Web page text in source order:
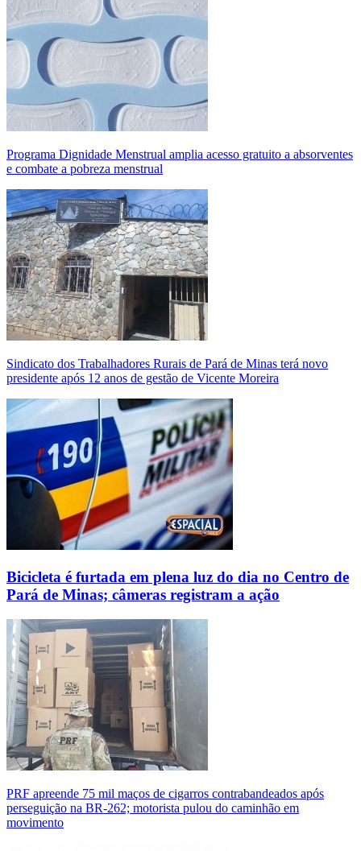
Programa Dignidade Menstrual amplia acesso gratuito a absorventes
e combate a pobreza menstrual
Sindicato dos Trabalhadores Rurais de Pará de Minas terá novo
presidente após 12 anos de gestão de Vicente Moreira
Bicicleta é furtada em plena luz do dia no Centro de
Pará de Minas; câmeras registram a ação
PRF apreende 75 mil maços de cigarros contrabandeados após
perseguição na BR-262; motorista pulou do caminhão em
movimento